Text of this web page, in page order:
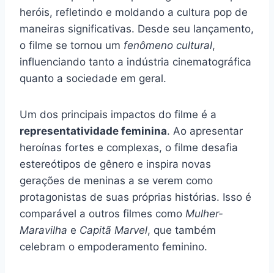
heróis, refletindo e moldando a cultura pop de
maneiras significativas. Desde seu lançamento,
o filme se tornou um fenômeno cultural,
influenciando tanto a indústria cinematográfica
quanto a sociedade em geral.
Um dos principais impactos do filme é a
representatividade feminina. Ao apresentar
heroínas fortes e complexas, o filme desafia
estereótipos de gênero e inspira novas
gerações de meninas a se verem como
protagonistas de suas próprias histórias. Isso é
comparável a outros filmes como Mulher-
Maravilha e Capitã Marvel, que também
celebram o empoderamento feminino.